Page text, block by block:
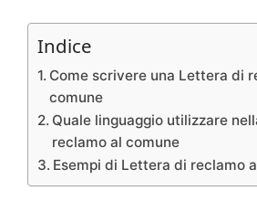
Indice
Come scrivere una Lettera di
comune
Quale linguaggio utilizzare
reclamo al comune
Esempi di Lettera di reclamo